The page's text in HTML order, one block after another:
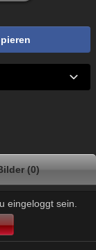
(0)
eingeloggt sein.